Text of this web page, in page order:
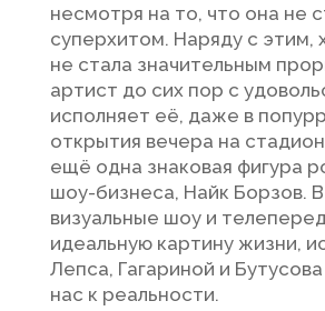
несмотря на то, что она не
суперхитом. Наряду с этим,
не стала значительным
артист до сих пор с
исполняет её, даже в
открытия вечера на
ещё одна знаковая фигура
шоу-бизнеса, Найк Борзов. В
визуальные шоу и
идеальную картину жизни,
Лепса, Гагариной и
нас к реальности.